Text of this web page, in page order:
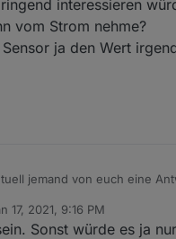
interessieren
vom Strom nehme?
ja den Wert
jemand von euch eine
war etwas im Text versteckt ;-)
17, 2021, 9:16 PM
Sonst würde es ja